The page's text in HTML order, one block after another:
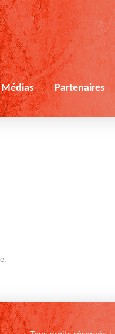
Médias Partenaires